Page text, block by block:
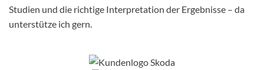
Studien und die richtige Interpretation der Ergebnisse – da
unterstütze ich gern.